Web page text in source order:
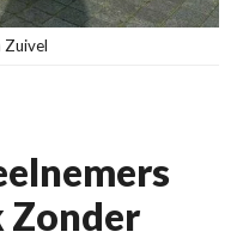
Zuivel
Zonder